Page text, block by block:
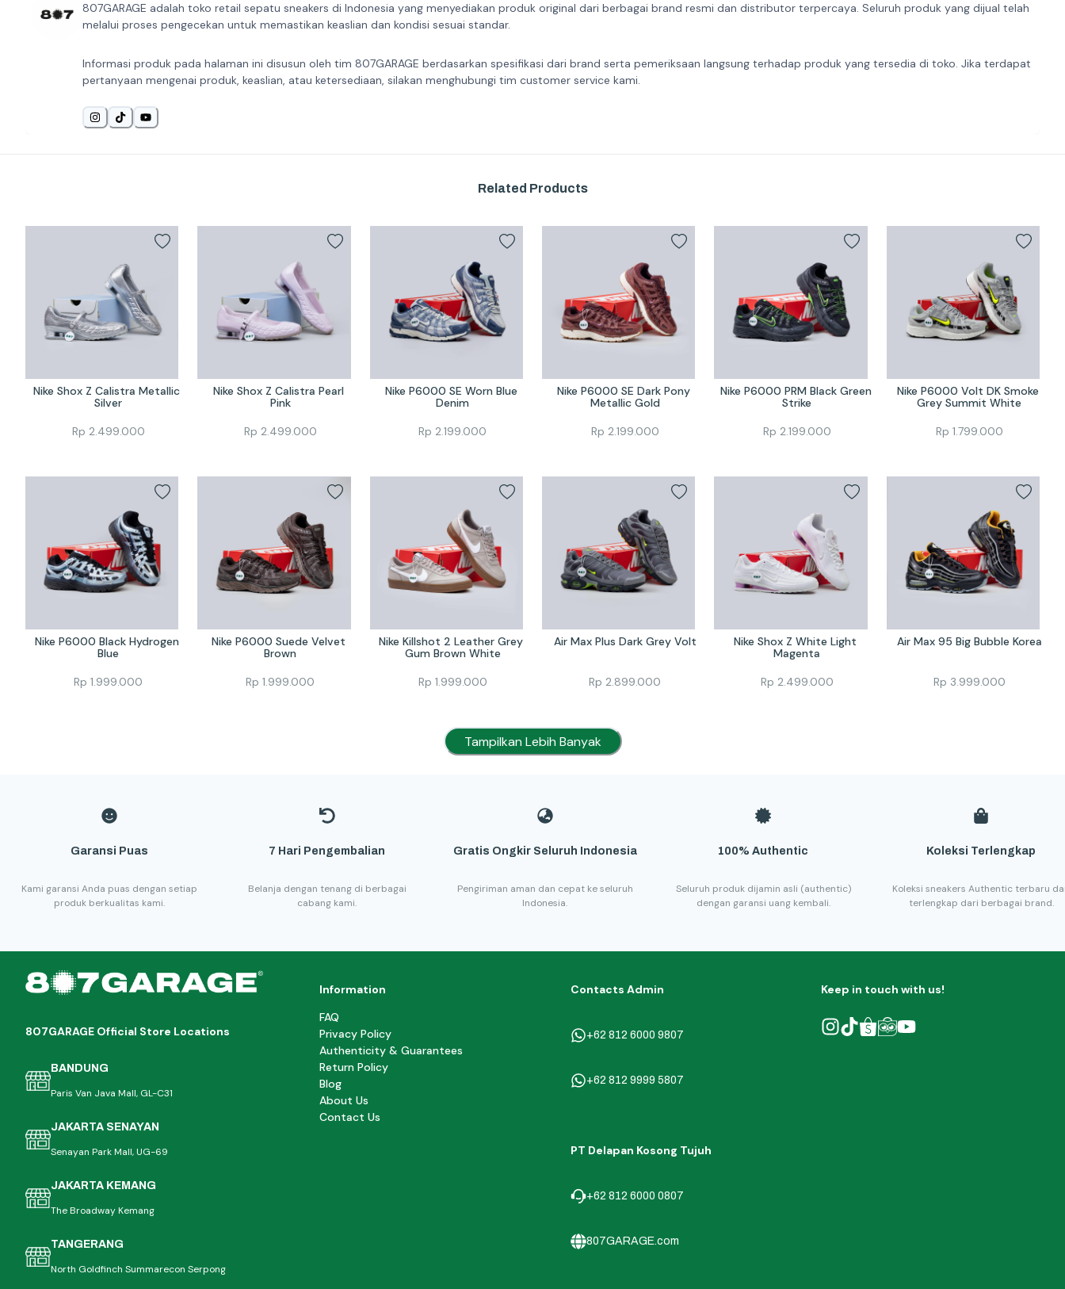
807GARAGE adalah toko retail sepatu sneakers di Indonesia yang menyediakan produk original dari berbagai brand resmi dan distributor terpercaya. Seluruh produk yang dijual telah
melalui proses pengecekan untuk memastikan keaslian dan kondisi sesuai standar.
Informasi produk pada halaman ini disusun oleh tim 807GARAGE berdasarkan spesifikasi dari brand serta pemeriksaan langsung terhadap produk yang tersedia di toko. Jika terdapat
pertanyaan mengenai produk, keaslian, atau ketersediaan, silakan menghubungi tim customer service kami.
Related Products
Nike Shox Z Calistra Metallic
Silver
Rp 2.499.000
Nike Shox Z Calistra Pearl
Pink
Rp 2.499.000
Nike P6000 SE Worn Blue
Denim
Rp 2.199.000
Nike P6000 SE Dark Pony
Metallic Gold
Rp 2.199.000
Nike P6000 PRM Black Green
Strike
Rp 2.199.000
Nike P6000 Volt DK Smoke
Grey Summit White
Rp 1.799.000
Nike P6000 Black Hydrogen
Blue
Rp1.999.000
Nike P6000 Suede Velvet
Brown
Rp1.999.000
Nike Killshot 2 Leather Grey
Gum Brown White
Rp 1.999.000
Air Max Plus Dark Grey Volt
Rp 2.899.000
Nike Shox Z White Light
Magenta
Rp 2.499.000
Air Max 95 Big Bubble Korea
Rp 3.999.000
Tampilkan Lebih Banyak
Garansi Puas
Kami garansi Anda puas dengan setiap
produk berkualitas kami.
7 Hari Pengembalian
Belanja dengan tenang di berbagai
cabang kami.
Gratis Ongkir Seluruh Indonesia
Pengiriman aman dan cepat ke seluruh
Indonesia.
100% Authentic
Seluruh produk dijamin asli (authentic)
dengan garansi uang kembali.
Koleksi Terlengkap
Koleksi sneakers Authentic terbaru
terlengkap dari berbagai brand.
807GARAGE Official Store Locations
BANDUNG
Paris Van Java Mall, GL-C31
JAKARTA SENAYAN
Senayan Park Mall, UG-69
JAKARTA KEMANG
The Broadway Kemang
TANGERANG
North Goldfinch Summarecon Serpong
Information
FAQ
Privacy Policy
Authenticity & Guarantees
Return Policy
Blog
About Us
Contact Us
Contacts Admin
+62 812 6000 9807
+62 812 9999 5807
PT Delapan Kosong Tujuh
+62 812 6000 0807
807GARAGE.com
Keep in touch with us!